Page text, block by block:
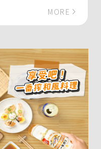
MORE